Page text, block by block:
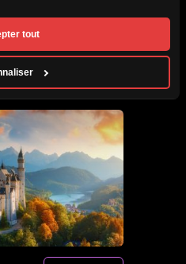
tout